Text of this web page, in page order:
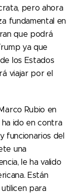
pero ahora
fundamental en
que podrá
ya que
los Estados
viajar por el
Rubio en
ido en contra
funcionarios del
una
le ha valido
Están
para